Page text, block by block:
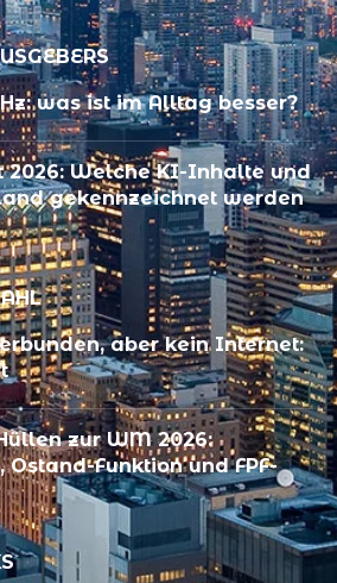
was ist im Alltag besser?
2026: Welche KI-Inhalte und
gekennzeichnet werden
aber kein Internet:
zur WM 2026:
Ostand-Funktion und FPF-